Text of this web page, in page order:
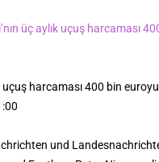
üç aylık uçuş harcaması
uçuş harcaması 400 bin
und